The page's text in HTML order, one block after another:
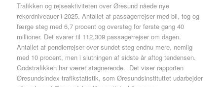
Trafikken og rejseaktiviteten over Øresund nåede nye
rekordniveauer i 2025. Antallet af passagerrejser med bil, tog og
færge steg med 6,7 procent og oversteg for første gang 40
millioner. Det svarer til 112.309 passagerrejser om dagen.
Antallet af pendlerrejser over sundet steg endnu mere, nemlig
med 10 procent, men i slutningen af sidste år aftog tendensen.
Godstrafikken har været stagnerende. Det viser rapporten
Øresundsindex trafikstatistik, som Øresundsinstituttet udarbejder